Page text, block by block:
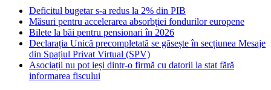
Deficitul bugetar s-a redus la 2% din PIB
Măsuri pentru accelerarea absorbției fondurilor europene
Bilete la băi pentru pensionari în 2026
Declarația Unică precompletată se găsește în secțiunea Mesaje
din Spațiul Privat Virtual (SPV)
Asociații nu pot ieși dintr-o firmă cu datorii la stat fără
informarea fiscului